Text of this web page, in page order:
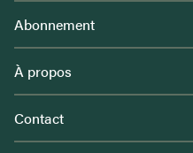
Abonnement
À propos
Contact